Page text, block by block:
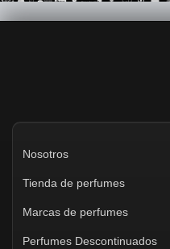
Nosotros
Tienda de perfumes
Marcas de perfumes
Perfumes Descontinuados